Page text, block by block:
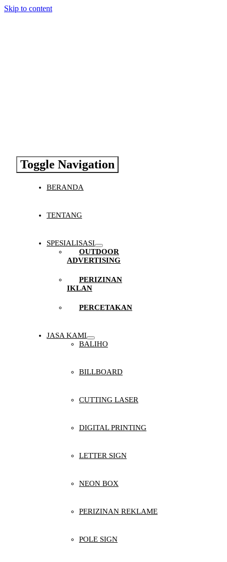
Skip to content
Toggle Navigation
BERANDA
TENTANG
SPESIALISASI
OUTDOOR
ADVERTISING
PERIZINAN
IKLAN
PERCETAKAN
JASA KAMI
BALIHO
BILLBOARD
CUTTING LASER
DIGITAL PRINTING
LETTER SIGN
NEON BOX
PERIZINAN REKLAME
POLE SIGN